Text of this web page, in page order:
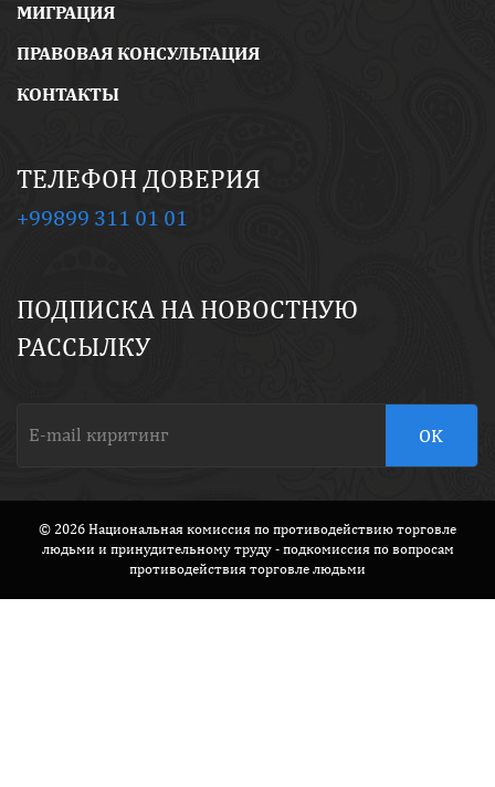
МИГРАЦИЯ
ПРАВОВАЯ КОНСУЛЬТАЦИЯ
КОНТАКТЫ
ТЕЛЕФОН ДОВЕРИЯ
+99899 311 01 01
ПОДПИСКА НА НОВОСТНУЮ
РАССЫЛКУ
© 2026 Национальная комиссия по противодействию торговле
людьми и принудительному труду - подкомиссия по вопросам
противодействия торговле людьми